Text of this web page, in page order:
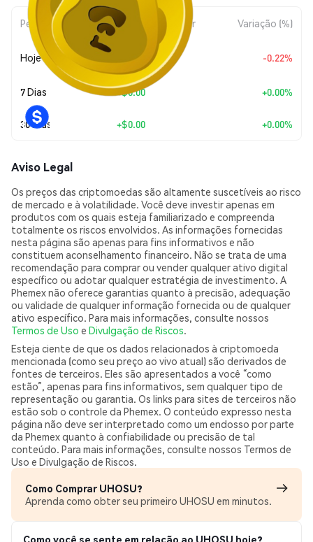
Período Variação do Valor Variação (%)
Hoje $0.0 3714 -0.22%
7 Dias +$0.00 +0.00%
30 Dias +$0.00 +0.00%
Aviso Legal
Os preços das criptomoedas são altamente suscetíveis ao risco
de mercado e à volatilidade. Você deve investir apenas em
produtos com os quais esteja familiarizado e compreenda
totalmente os riscos envolvidos. As informações fornecidas
nesta página são apenas para fins informativos e não
constituem aconselhamento financeiro. Não se trata de uma
recomendação para comprar ou vender qualquer ativo digital
específico ou adotar qualquer estratégia de investimento. A
Phemex não oferece garantias quanto à precisão, adequação
ou validade de qualquer informação fornecida ou de qualquer
ativo específico. Para mais informações, consulte nossos
Termos de Uso e Divulgação de Riscos.
Esteja ciente de que os dados relacionados à criptomoeda
mencionada (como seu preço ao vivo atual) são derivados de
fontes de terceiros. Eles são apresentados a você “como
estão”, apenas para fins informativos, sem qualquer tipo de
representação ou garantia. Os links para sites de terceiros não
estão sob o controle da Phemex. O conteúdo expresso nesta
página não deve ser interpretado como um endosso por parte
da Phemex quanto à confiabilidade ou precisão de tal
conteúdo. Para mais informações, consulte nossos Termos de
Uso e Divulgação de Riscos.
Como Comprar UHOSU?
Aprenda como obter seu primeiro UHOSU em minutos.
Como você se sente em relação ao UHOSU hoje?